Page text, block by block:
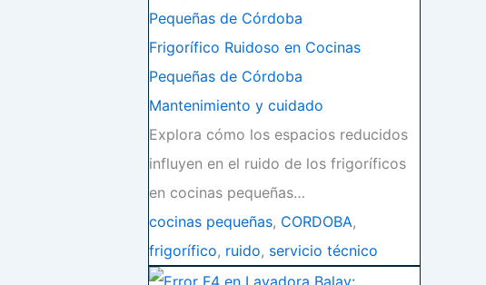
Frigorífico Ruidoso en Cocinas
Pequeñas de Córdoba
Mantenimiento y cuidado
Explora cómo los espacios reducidos
influyen en el ruido de los frigoríficos
en cocinas pequeñas…
cocinas pequeñas, CORDOBA,
frigorífico, ruido, servicio técnico